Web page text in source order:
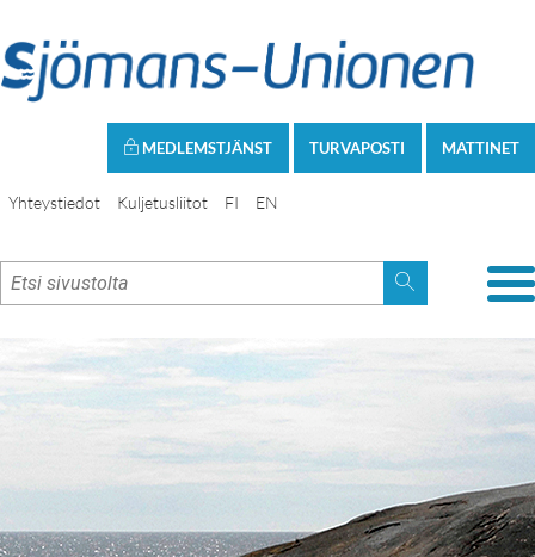
MATTINET
TURVAPOSTI
MEDLEMSTJÄNST
Yhteystiedot Kuljetusliitot FI EN